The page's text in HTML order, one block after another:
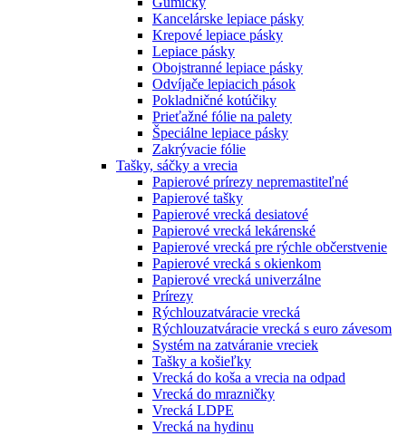
Kancelárske lepiace pásky
Krepové lepiace pásky
Lepiace pásky
Obojstranné lepiace pásky
Odvíjače lepiacich pások
Pokladničné kotúčiky
Prieťažné fólie na palety
Špeciálne lepiace pásky
Zakrývacie fólie
Tašky, sáčky a vrecia
Papierové prírezy nepremastiteľné
Papierové tašky
Papierové vrecká desiatové
Papierové vrecká lekárenské
Papierové vrecká pre rýchle občerstvenie
Papierové vrecká s okienkom
Papierové vrecká univerzálne
Prírezy
Rýchlouzatváracie vrecká
Rýchlouzatváracie vrecká s euro závesom
Systém na zatváranie vreciek
Tašky a košieľky
Vrecká do koša a vrecia na odpad
Vrecká do mrazničky
Vrecká LDPE
Vrecká na hydinu